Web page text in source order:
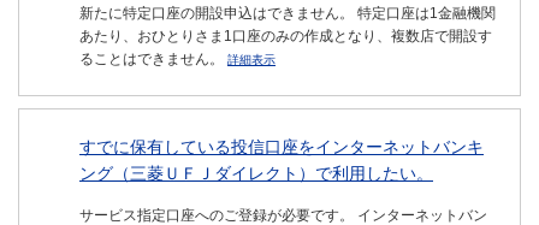
新たに特定口座の開設申込はできません。 特定口座は1金融機関
あたり、おひとりさま1口座のみの作成となり、複数店で開設す
ることはできません。
詳細表示
すでに保有している投信口座をインターネットバンキ
ング（三菱ＵＦＪダイレクト）で利用したい。
サービス指定口座へのご登録が必要です。 インターネットバン